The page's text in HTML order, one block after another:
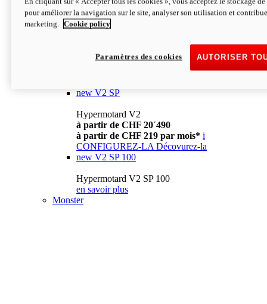
à partir de CHF 13´990 i
CONFIGUREZ-LA Décovurez-la
newV2
à partir de CHF 15´990
à partir de CHF 169 par mois* i
new V2 SP
Hypermotard V2
à partir de CHF 20´490
à partir de CHF 219 par mois* i
CONFIGUREZ-LA Décovurez-la
new V2 SP 100
Hypermotard V2 SP 100
en savoir plus
Monster
pour améliorer la navigation sur le site, analyser son utilisation et
marketing.
Cookie policy
AUTORISER
Paramètres des cookies